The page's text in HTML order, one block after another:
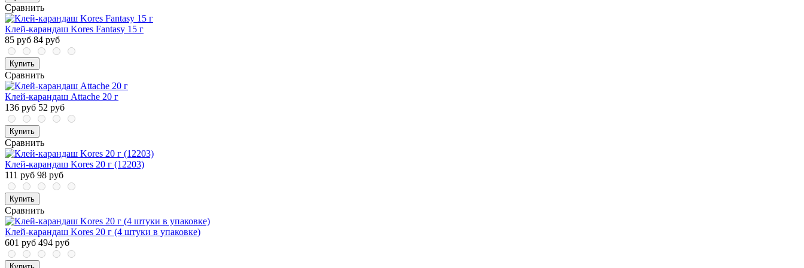
Сравнить
Клей-карандаш Kores Fantasy 15 г
85 руб 84 руб
Купить
Сравнить
Клей-карандаш Attache 20 г
136 руб 52 руб
Купить
Сравнить
Клей-карандаш Kores 20 г (12203)
111 руб 98 руб
Купить
Сравнить
Клей-карандаш Kores 20 г (4 штуки в упаковке)
601 руб 494 руб